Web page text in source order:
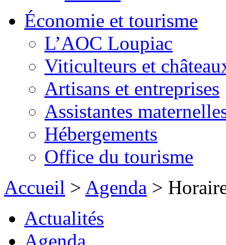
Économie et tourisme
L’AOC Loupiac
Viticulteurs et
Artisans et entreprises
Assistantes
Hébergements
Office du tourisme
Accueil > Agenda >
Actualités